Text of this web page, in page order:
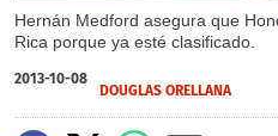
Hernán Medford asegura que
Rica porque ya esté clasificado.
2013-10-08
DOUGLAS ORELLANA